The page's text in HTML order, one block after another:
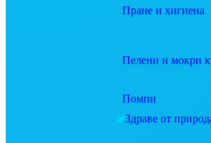
Пране и хигиена
Пелени и мокри
Помпи
Здраве от